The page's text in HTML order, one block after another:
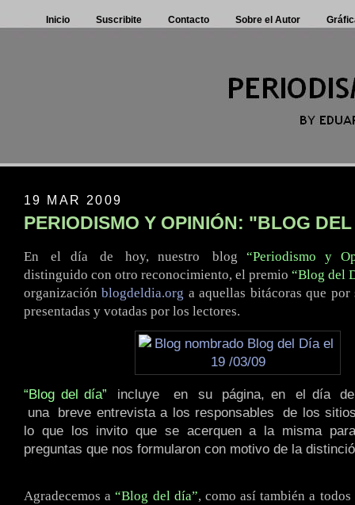
Inicio Suscribite Contacto Sobre el Autor
19 MAR 2009
PERIODISMO Y OPINIÓN: "BLOG
En el día. de hoy, nuestro blog “Periodismo y
distinguido con otro reconocimiento, el premio “Blog del
organización blogdeldia.org a aquellas bitácoras que
presentadas y votadas por los lectores.
“Blog del día” incluye en. su página, en el día .
una. breve entrevista a los responsables .de los
lo que los invito que se acerquen a la misma
preguntas que nos formularon con motivo de la
Agradecemos a “Blog del día”, como así también a